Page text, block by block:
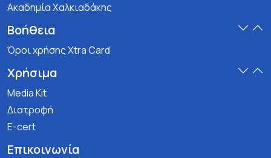
Ακαδημία Χαλκιαδάκης
Βοήθεια
Όροι χρήσης Xtra Card
Χρήσιμα
Media Kit
Διατροφή
E-cert
Επικοινωνία